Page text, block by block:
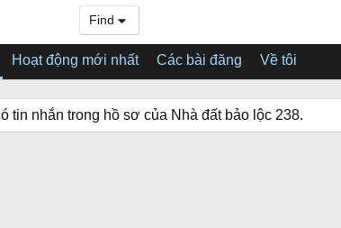
Find
Hoạt động mới nhất Các bài đăng Về tôi
tin nhắn trong hồ sơ của Nhà đất bảo lộc 238.